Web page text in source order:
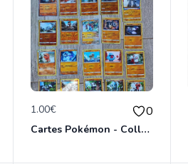
1.00€ 0
Cartes Pokémon - Collection Combat